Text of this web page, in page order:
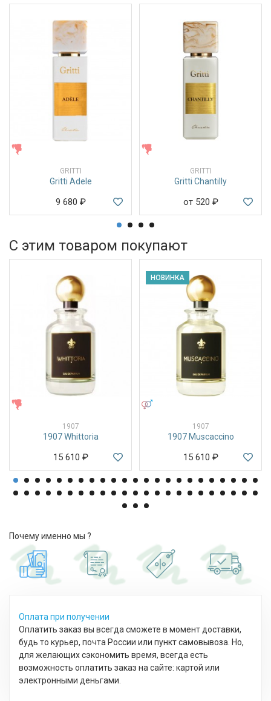
GRITTI
Gritti Adele
9 680 ₽
GRITTI
Gritti Chantilly
от 520 ₽
С этим товаром покупают
1907
1907 Whittoria
15 610 ₽
НОВИНКА
1907
1907 Muscaccino
15 610 ₽
Почему именно мы ?
Оплата при получении
Оплатить заказ вы всегда сможете в момент доставки,
будь то курьер, почта России или пункт самовывоза. Но,
для желающих сэкономить время, всегда есть
возможность оплатить заказ на сайте: картой или
электронными деньгами.